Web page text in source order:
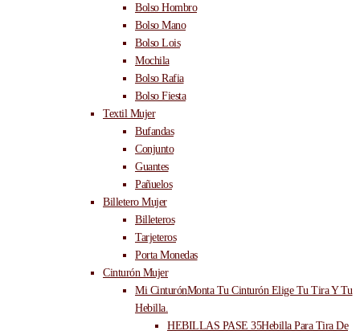
Bolso Hombro
Bolso Mano
Bolso Lois
Mochila
Bolso Rafia
Bolso Fiesta
Textil Mujer
Bufandas
Conjunto
Guantes
Pañuelos
Billetero Mujer
Billeteros
Tarjeteros
Porta Monedas
Cinturón Mujer
Mi CinturónMonta Tu Cinturón Elige Tu Tira Y Tu
Hebilla.
HEBILLAS PASE 35Hebilla Para Tira De